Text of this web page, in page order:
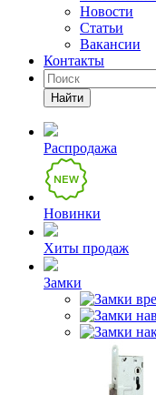
Новости
Статьи
Вакансии
Контакты
Найти
Распродажа
Новинки
Хиты продаж
Замки